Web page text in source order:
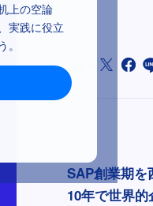
上の空論
実践に役立
SAP創業期を
10年で世界